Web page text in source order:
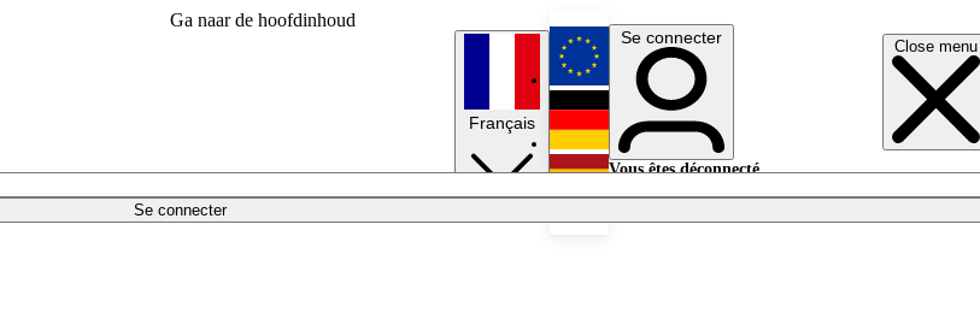
Ga naar de hoofdinhoud
Close menu
Se connecter
Français
English
Deutsch
Se connecter
Vous êtes déconnecté.